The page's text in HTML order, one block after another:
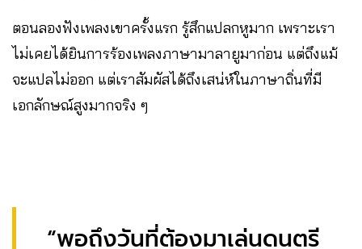
ตอนลองฟังเพลงเขาครั้งแรก รู้สึกแปลกหูมาก เพราะเรา
ไม่เคยได้ยินการร้องเพลงภาษามาลายูมาก่อน แต่ถึงแม้
จะแปลไม่ออก แต่เราสัมผัสได้ถึงเสน่ห์ในภาษาถิ่นที่มี
เอกลักษณ์สูงมากจริง ๆ
“พอถึงวันที่ต้องมาเล่นดนตรี